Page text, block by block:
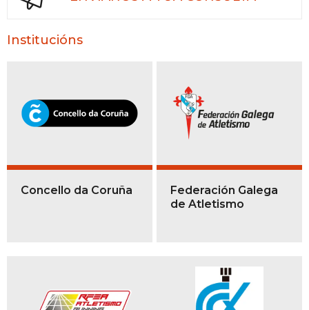
Institucións
Concello da Coruña
Federación Galega
de Atletismo